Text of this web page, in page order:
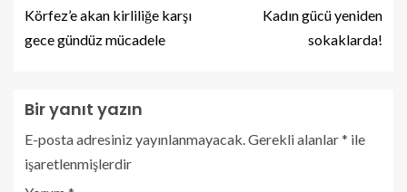
Körfez’e akan kirliliğe karşı
gece gündüz mücadele
Kadın gücü yeniden
sokaklarda!
Bir yanıt yazın
E-posta adresiniz yayınlanmayacak. Gerekli alanlar* ile
işaretlenmişlerdir